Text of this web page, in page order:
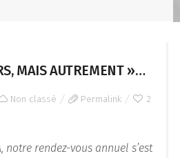
MAIS AUTREMENT »…
Non classé Permalink 2
notre rendez-vous annuel s’est